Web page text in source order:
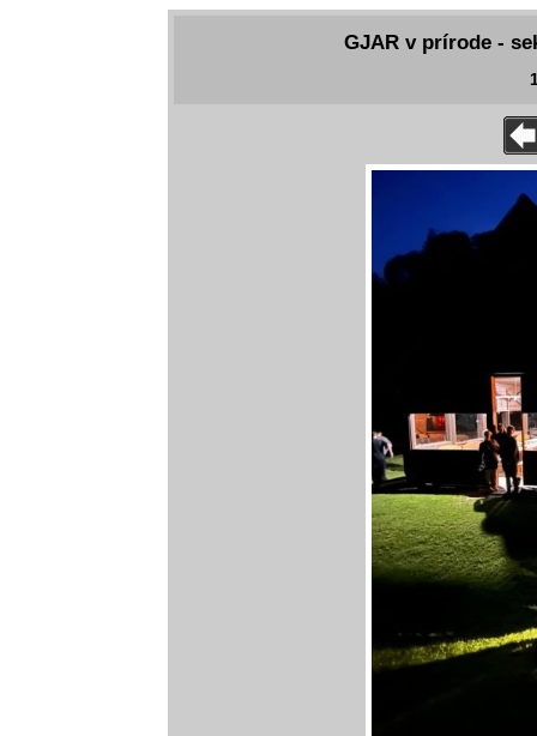
GJAR v prírode -